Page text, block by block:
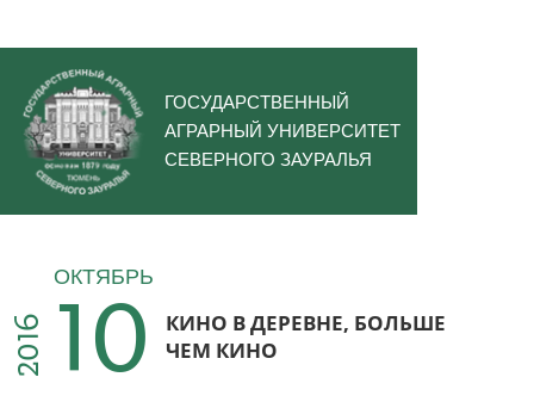
ГОСУДАРСТВЕННЫЙ
АГРАРНЫЙ УНИВЕРСИТЕТ
СЕВЕРНОГО ЗАУРАЛЬЯ
2016
ОКТЯБРЬ
10 КИНО В ДЕРЕВНЕ, БОЛЬШЕ
ЧЕМ КИНО